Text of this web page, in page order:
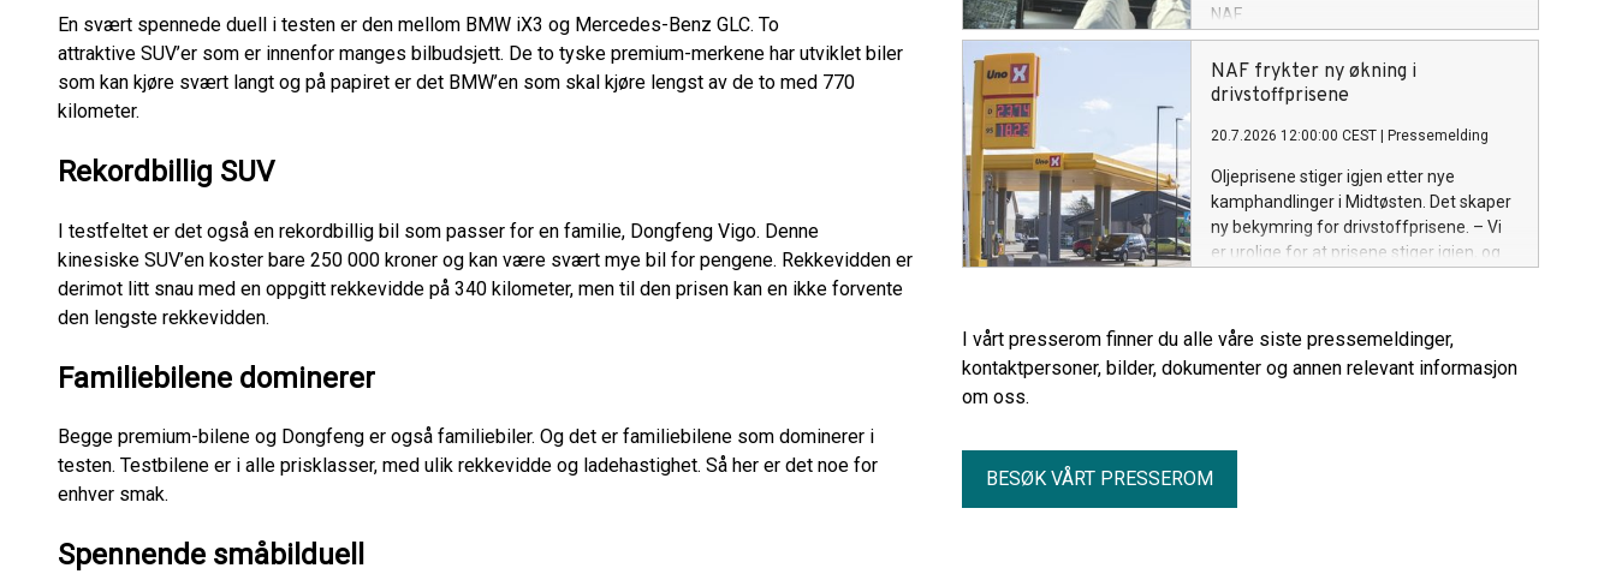
En svært spennede duell i testen er den mellom BMW iX3 og Mercedes-Benz GLC. To
attraktive SUV’er som er innenfor manges bilbudsjett. De to tyske premium-merkene har utviklet biler
som kan kjøre svært langt og på papiret er det BMW’en som skal kjøre lengst av de to med 770
kilometer.
Rekordbillig SUV
I testfeltet er det også en rekordbillig bil som passer for en familie, Dongfeng Vigo. Denne
kinesiske SUV’en koster bare 250 000 kroner og kan være svært mye bil for pengene. Rekkevidden er
derimot litt snau med en oppgitt rekkevidde på 340 kilometer, men til den prisen kan en ikke forvente
den lengste rekkevidden.
Familiebilene dominerer
Begge premium-bilene og Dongfeng er også familiebiler. Og det er familiebilene som dominerer i
testen. Testbilene er i alle prisklasser, med ulik rekkevidde og ladehastighet. Så her er det noe for
enhver smak.
Spennende småbilduell
NAF.
NAF frykter ny økning i
drivstoffprisene
20.7.2026 12:00:00 CEST Pressemelding
Oljeprisene stiger igjen etter nye
kamphandlinger i Midtøsten. Det skaper
ny bekymring for drivstoffprisene. – Vi
er urolige for at prisene stiger igjen, og
opphører, sier Ingunn Handagard,
pressesjef i NAF.
I vårt presserom finner du alle våre siste pressemeldinger,
kontaktpersoner, bilder, dokumenter og annen relevant informasjon
om oss.
BESØK VÅRT PRESSEROM